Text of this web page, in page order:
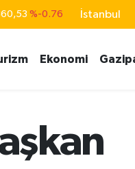
%-0.76
%0.01
13.887 %64
İstanbul
Ekonomi